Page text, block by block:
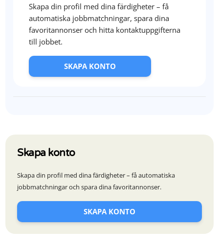
Skapa din profil med dina färdigheter – få
automatiska jobbmatchningar, spara dina
favoritannonser och hitta kontaktuppgifterna
till jobbet.
SKAPA KONTO
Skapa konto
Skapa din profil med dina färdigheter – få automatiska
jobbmatchningar och spara dina favoritannonser.
SKAPA KONTO